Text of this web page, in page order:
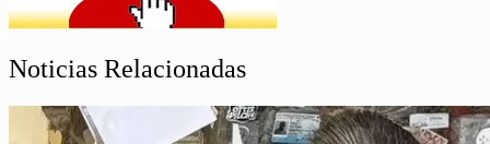
Noticias Relacionadas